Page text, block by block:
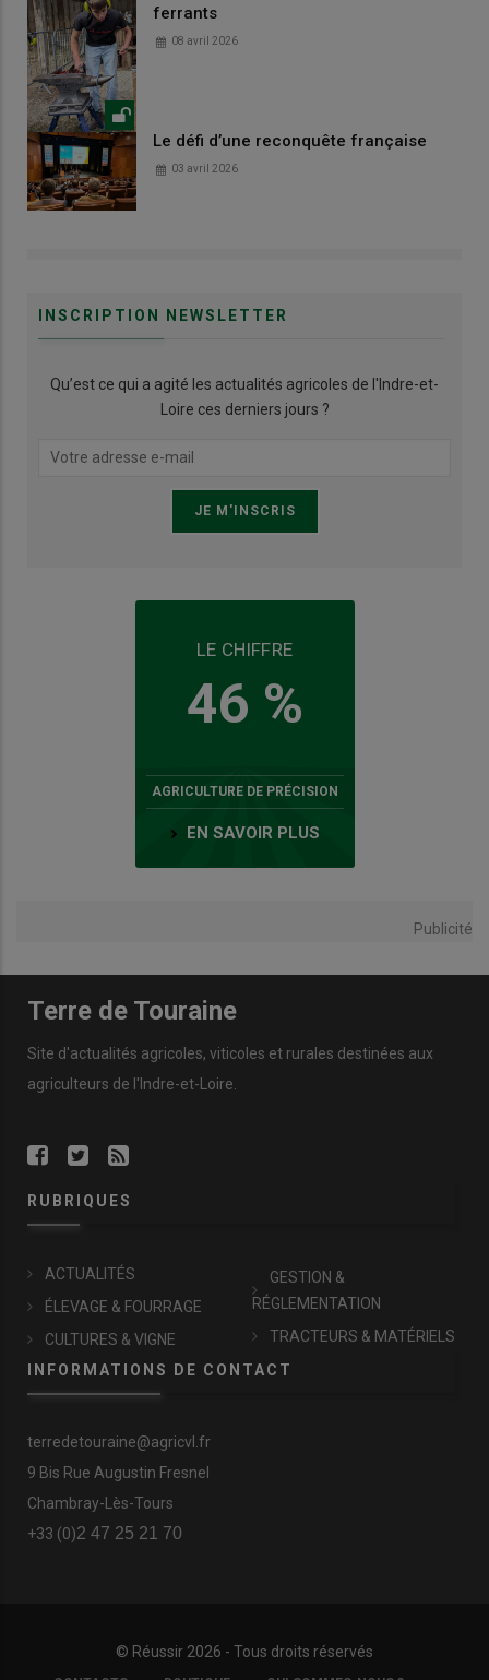
ferrants
08 avril 2026
Le défi d’une reconquête française
03 avril 2026
INSCRIPTION NEWSLETTER
Qu’est ce qui a agité les actualités agricoles de l'Indre-et-
Loire ces derniers jours ?
LE CHIFFRE
46 %
AGRICULTURE DE PRÉCISION
EN SAVOIR PLUS
Publicité
Terre de Touraine
Site d'actualités agricoles, viticoles et rurales destinées aux
agriculteurs de l'Indre-et-Loire.
RUBRIQUES
ACTUALITÉS
ÉLEVAGE & FOURRAGE
CULTURES & VIGNE
GESTION &
RÉGLEMENTATION
TRACTEURS & MATÉRIELS
INFORMATIONS DE CONTACT
terredetouraine@agricvl.fr
9 Bis Rue Augustin Fresnel
Chambray-Lès-Tours
+33 (0)2 47 25 21 70
© Réussir 2026 - Tous droits réservés
FOOTER